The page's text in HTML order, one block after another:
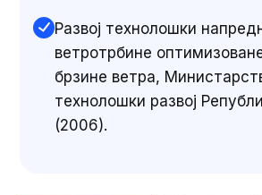
Развој технолошки
ветротрбине
брзине ветра,
технолошки развој
(2006).